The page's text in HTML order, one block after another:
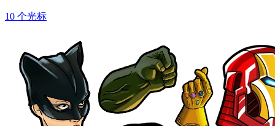
10 个光标